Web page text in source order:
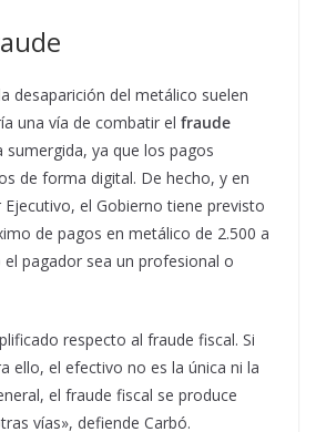
desaparición del metálico suelen
una vía de combatir el fraude
sumergida, ya que los pagos
de forma digital. De hecho, y en
el Gobierno tiene previsto
de pagos en metálico de 2.500 a
el pagador sea un profesional o
respecto al fraude fiscal. Si
ello, el efectivo no es la única ni la
el fraude fiscal se produce
vías», defiende Carbó.